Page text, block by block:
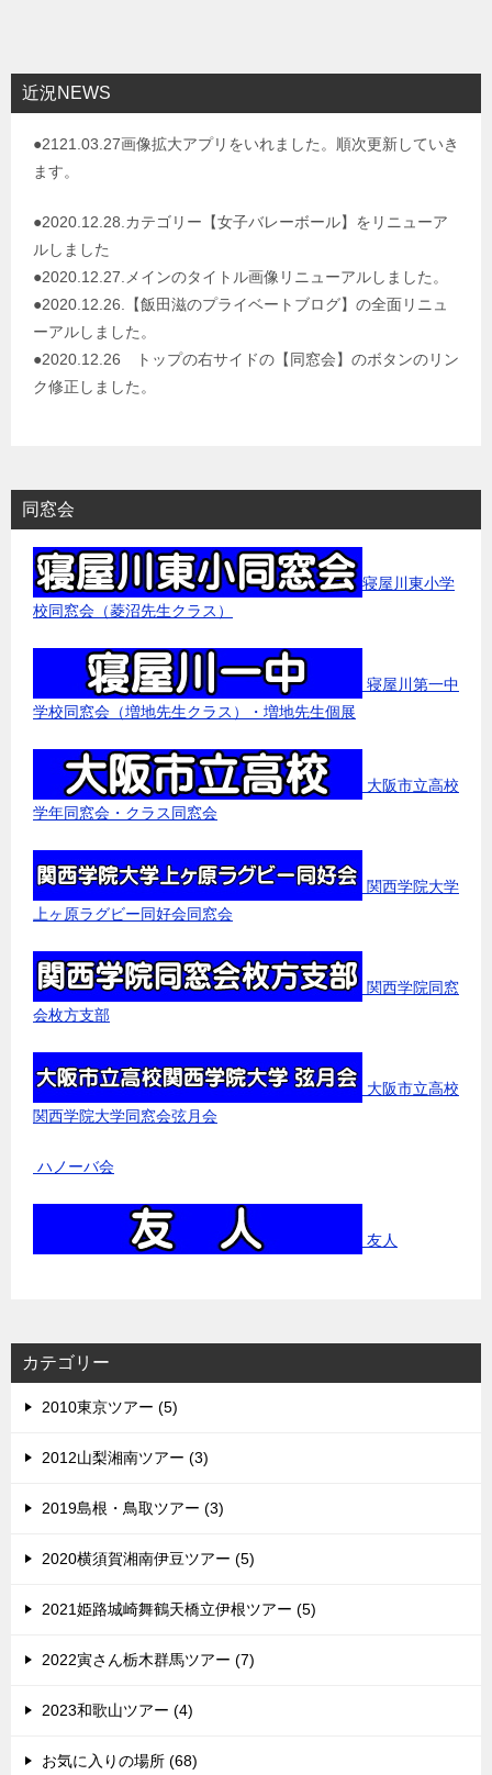
ビ
ゲ
近況NEWS
●2121.03.27画像拡大アプリをいれました。順次更新していき
ます。
●2020.12.28.カテゴリー【女子バレーボール】をリニューア
ルしました
●2020.12.27.メインのタイトル画像リニューアルしました。
●2020.12.26.【飯田滋のプライベートブログ】の全面リニュ
ーアルしました。
●2020.12.26 トップの右サイドの【同窓会】のボタンのリン
ク修正しました。
同窓会
寝屋川東小学
校同窓会（菱沼先生クラス）
寝屋川第一中
学校同窓会（増地先生クラス）・増地先生個展
大阪市立高校
学年同窓会・クラス同窓会
関西学院大学
上ヶ原ラグビー同好会同窓会
関西学院同窓
会枚方支部
大阪市立高校
関西学院大学同窓会弦月会
ハノーバ会
友人
カテゴリー
2010東京ツアー (5)
2012山梨湘南ツアー (3)
2019島根・鳥取ツアー (3)
2020横須賀湘南伊豆ツアー (5)
2021姫路城崎舞鶴天橋立伊根ツアー (5)
2022寅さん栃木群馬ツアー (7)
2023和歌山ツアー (4)
お気に入りの場所 (68)